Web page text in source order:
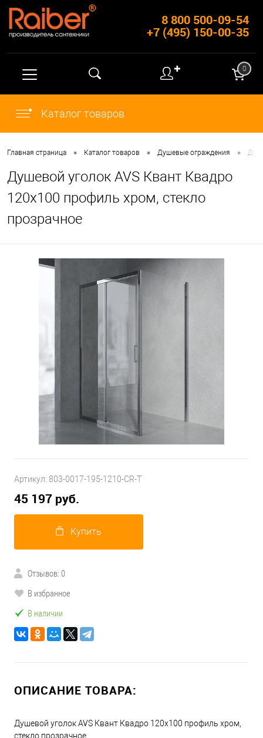
8 800 500-09-54
+7 (495) 150-00-35
✚ 0
Каталог товаров
Главная страница • Каталог товаров • Душевые ограждения •
Душевой уголок AVS Квант Квадро
120x100 профиль хром, стекло
прозрачное
Артикул: 803-0017-195-1210-CR-T
45 197 руб.
Купить
Отзывов: 0
В избранное
В наличии
ОПИСАНИЕ ТОВАРА:
Душевой уголок AVS Квант Квадро 120x100 профиль хром,
стекло прозрачное